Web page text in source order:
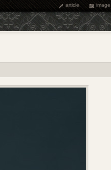
article image